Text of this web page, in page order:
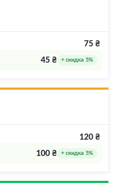
75 ₴
45 ₴ + скидка 5%
120 ₴
100 ₴ + скидка 5%